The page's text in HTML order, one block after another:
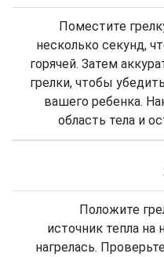
Поместите
несколько секунд,
горячей. Затем
грелки, чтобы
вашего ребенка.
область тела и
Положите
источник тепла на
нагрелась.